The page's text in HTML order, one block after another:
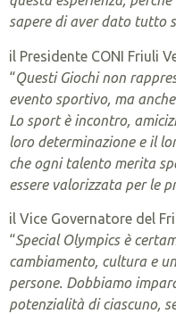
sapere di aver dato tutto
il Presidente CONI Friuli
“Questi Giochi non
evento sportivo, ma
Lo sport è incontro,
loro determinazione e il
che ogni talento merita
essere valorizzata per le
il Vice Governatore del
“Special Olympics è
cambiamento, cultura e
persone. Dobbiamo
potenzialità di ciascuno,